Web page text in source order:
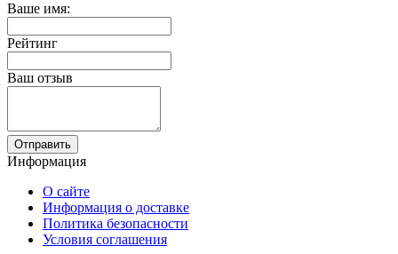
Ваше имя:
Рейтинг
Ваш отзыв
Отправить
Информация
О сайте
Информация о доставке
Политика безопасности
Условия соглашения